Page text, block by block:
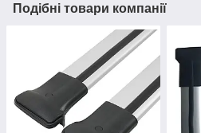
Подібні товари компанії